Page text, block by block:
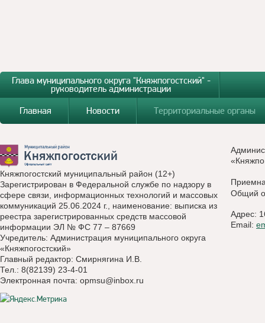
Глава муниципального округа "Княжпогостский" -
руководитель администрации
Главная
Новости Территориальные органы
Княжпогостский муниципальный район (12+)
Зарегистрирован в Федеральной службе по надзору в
сфере связи, информационных технологий и массовых
коммуникаций 25.06.2024 г., наименование: выписка из
реестра зарегистрированных средств массовой
информации ЭЛ № ФС 77 – 87669
Учредитель: Администрация муниципального округа
«Княжпогостский»
Главный редактор: Смирнягина И.В.
Тел.: 8(82139) 23-4-01
Электронная почта: opmsu@inbox.ru
Общий
Адрес:
Email: